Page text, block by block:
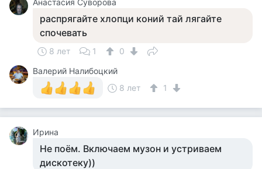
Анастасия Суворова
распрягайте хлопци коний тай лягайте
спочевать
8 лет 1
0
Валерий Налибоцкий
8 лет
1
Ирина
Не поём. Включаем музон и устриваем
дискотеку))